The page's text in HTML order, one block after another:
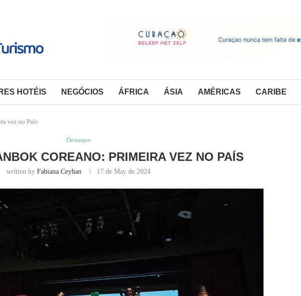
HOTÉIS NEGÓCIOS ÁFRICA ÁSIA AMÉRICAS CARIBE
vez no País
Destaque
COREANO: PRIMEIRA VEZ NO PAÍS
written by Fabiana Ceyhan 17 de May de 2024